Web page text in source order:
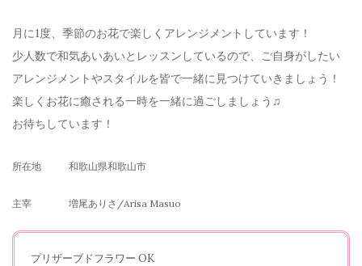
月に1度、季節のお花で楽しくアレンジメントしています！
少人数で和気あいあいとレッスンしているので、ご自身がしたい
アレンジメントやスタイルを皆で一緒に見つけていきましょう！
楽しくお花に癒される一時を一緒に過ごしましょう♫
お待ちしています！
所在地 和歌山県和歌山市
主宰 増尾ありさ/Arisa Masuo
プリザーブドフラワー OK